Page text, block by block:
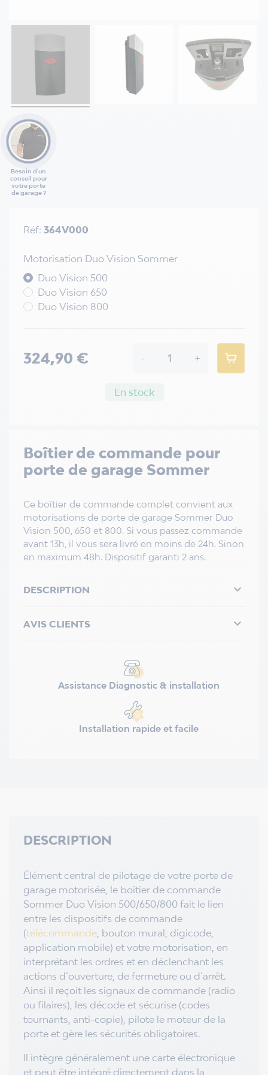
Besoin d'un
conseil pour
votre porte
de garage ?
Boîtier de commande pour
porte de garage Sommer
Ce boîtier de commande complet convient aux
motorisations de porte de garage Sommer Duo
Vision 500, 650 et 800. Si vous passez commande
avant 13h, il vous sera livré en moins de 24h. Sinon
en maximum 48h. Dispositif garanti 2 ans.
DESCRIPTION 
AVIS CLIENTS 
Assistance Diagnostic & installation
Installation rapide et facile
Réf: 364V000
Motorisation Duo Vision Sommer
Duo Vision 500
Duo Vision 650
Duo Vision 800
324,90 € - +
En stock
DESCRIPTION
Élément central de pilotage de votre porte de
garage motorisée, le boîtier de commande
Sommer Duo Vision 500/650/800 fait le lien
entre les dispositifs de commande
(télécommande , bouton mural, digicode,
application mobile) et votre motorisation, en
interprétant les ordres et en déclenchant les
actions d’ouverture, de fermeture ou d’arrêt.
Ainsi il reçoit les signaux de commande (radio
ou filaires), les décode et sécurise (codes
tournants, anti-copie), pilote le moteur de la
porte et gère les sécurités obligatoires.
Il intègre généralement une carte électronique
et peut être intégré directement dans la